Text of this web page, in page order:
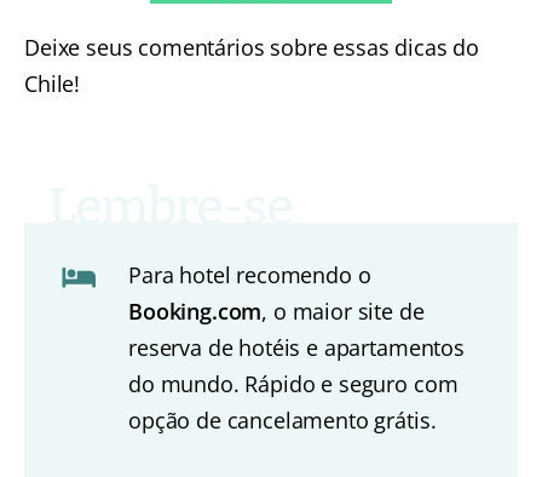
Deixe seus comentários sobre essas dicas do
Chile!
Para hotel recomendo o
Booking.com, o maior site de
reserva de hotéis e apartamentos
do mundo. Rápido e seguro com
opção de cancelamento grátis.